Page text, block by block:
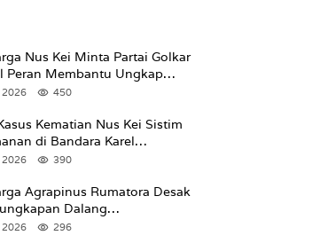
Nus Kei Minta Partai Golkar
Peran Membantu Ungkap
Almarhum
2026 450
Kematian Nus Kei Sistim
di Bandara Karel
Langgur
2026 390
Agrapinus Rumatora Desak
Dalang
Siap Bawa Kasus ke
2026 296